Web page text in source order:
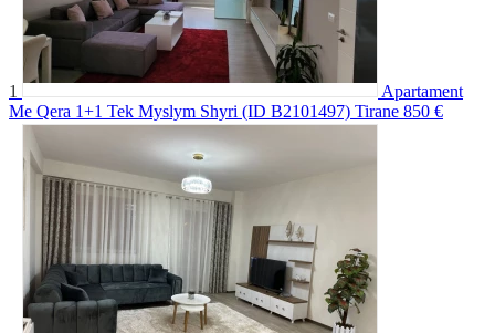
1
Apartament
Me Qera 1+1 Tek Myslym Shyri (ID B2101497) Tirane 850 €